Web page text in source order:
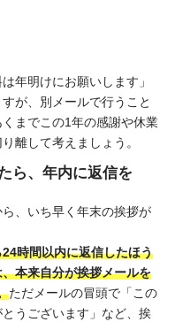
年明けにお願いします」
が、別メールで行うこと
までこの1年の感謝や休業
離して考えましょう。
ら、年内に返信を
、いち早く年末の挨拶が
時間以内に返信したほう
本来自分が挨拶メールを
ただメールの冒頭で「この
うございます」など、挨